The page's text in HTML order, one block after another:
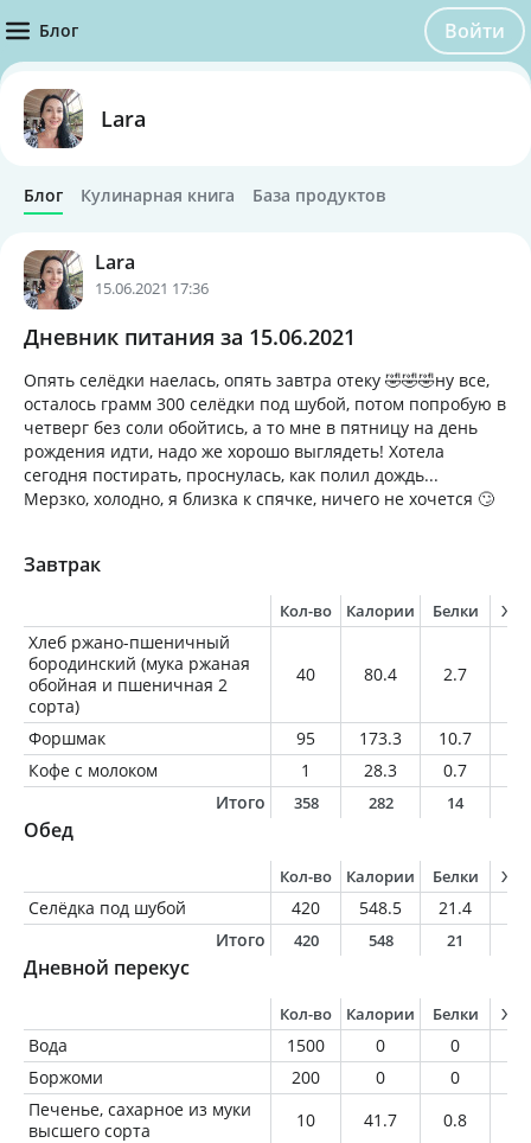
Блог Войти
Lara
Блог Кулинарная книга База продуктов
Lara
15.06.2021 17:36
Дневник питания за 15.06.2021
Опять селёдки наелась, опять завтра отеку 🤣🤣🤣ну все,
осталось грамм 300 селёдки под шубой, потом попробую в
четверг без соли обойтись, а то мне в пятницу на день
рождения идти, надо же хорошо выглядеть! Хотела
сегодня постирать, проснулась, как полил дождь...
Мерзко, холодно, я близка к спячке, ничего не хочется 🙄
Завтрак
Кол-во Калории Белки
Хлеб ржано-пшеничный
бородинский (мука ржаная
обойная и пшеничная 2
сорта)
40 80.4 2.7
Форшмак 95 173.3 10.7
Кофе с молоком
1 28.3 0.7
Итого
358 282 14
Обед
Кол-во Калории Белки
Селёдка под шубой 420 548.5 21.4
Итого
420 548 21
Дневной перекус
Кол-во Калории Белки
Вода 1500 0 0
Боржоми
200 0 0
Печенье, сахарное из муки
высшего сорта
10 41.7 0.8